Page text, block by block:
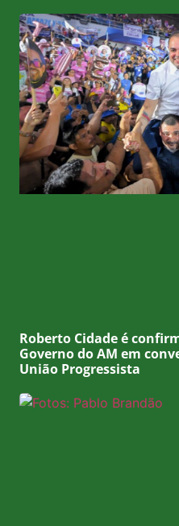
Roberto Cidade é
Governo do AM em
União Progressista